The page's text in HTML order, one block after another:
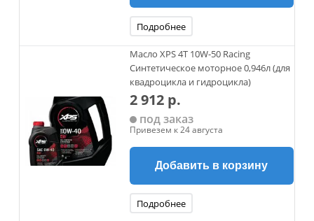
Подробнее
Масло XPS 4Т 10W-50 Racing
Синтетическое моторное 0,946л (для
квадроцикла и гидроцикла)
2 912 р.
под заказ
Привезем к 24 августа
Добавить в корзину
Подробнее